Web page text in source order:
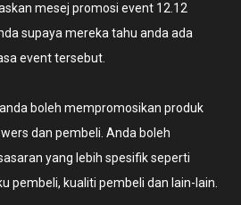
mesej promosi event 12.12
supaya mereka tahu anda ada
event tersebut.
boleh mempromosikan produk
dan pembeli. Anda boleh
yang lebih spesifik seperti
pembeli, kualiti pembeli dan lain-lain.